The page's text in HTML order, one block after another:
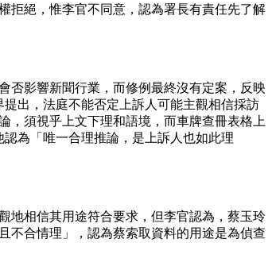
拒絕，惟李官不同意，認為署長有責任先了解
否影響新聞行業，而修例最終沒有定案，反映
出，法庭不能否定上訴人可能主觀相信採訪
，須視乎上文下理和語境，而車牌查冊表格上
為「唯一合理推論，是上訴人也如此理
地相信其用途符合要求，但李官認為，蔡玉玲
不合情理」，認為蔡索取資料的用途是為偵查